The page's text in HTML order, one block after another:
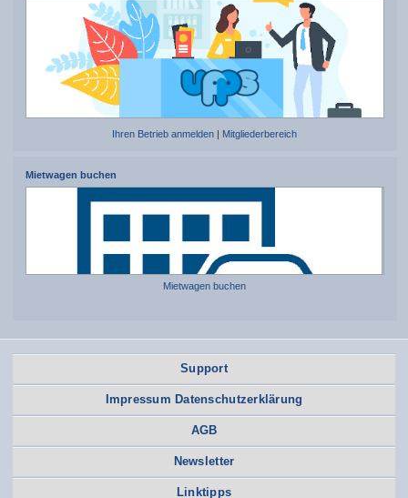
Ihren Betrieb anmelden | Mitgliederbereich
Mietwagen buchen
Mietwagen buchen
Support
Impressum Datenschutzerklärung
AGB
Newsletter
Linktipps